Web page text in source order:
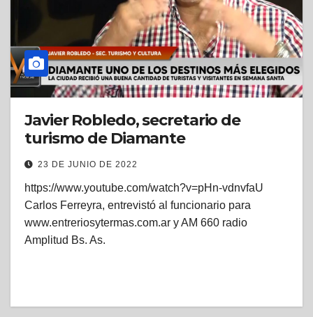
Javier Robledo, secretario de
turismo de Diamante
23 DE JUNIO DE 2022
https://www.youtube.com/watch?v=pHn-vdnvfaU
Carlos Ferreyra, entrevistó al funcionario para
www.entreriosytermas.com.ar y AM 660 radio
Amplitud Bs. As.